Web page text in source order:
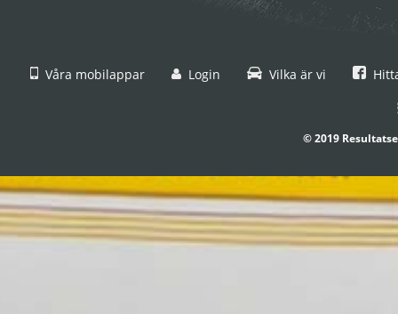
Våra mobilappar Login Vilka är vi
© 2019